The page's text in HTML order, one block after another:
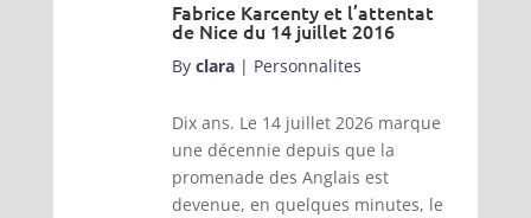
Fabrice Karcenty et l’attentat
de Nice du 14 juillet 2016
By clara| Personnalites
Dix ans. Le 14 juillet 2026 marque
une décennie depuis que la
promenade des Anglais est
devenue, en quelques minutes, le